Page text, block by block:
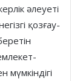
әлеуеті
қозғау­
мүмкіндігі